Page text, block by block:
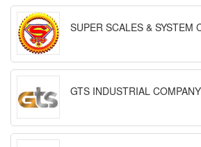
SUPER SCALES & SYSTEM
GTS INDUSTRIAL